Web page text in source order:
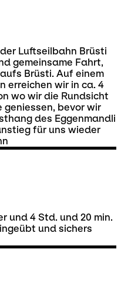
Luftseilbahn Brüsti
gemeinsame Fahrt,
Brüsti. Auf einem
erreichen wir in ca. 4
wo wir die Rundsicht
geniessen, bevor wir
des Eggenmandli
für uns wieder
und 4 Std. und 20 min.
und sichers